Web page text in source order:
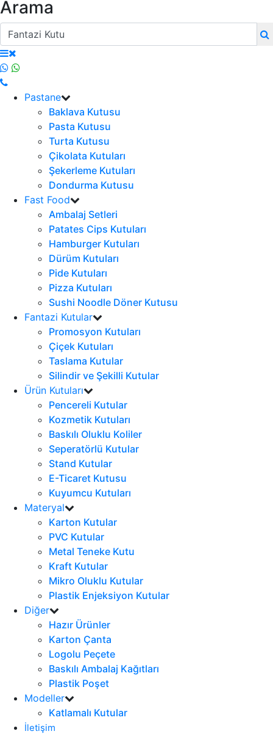
Arama
Pastane
Baklava Kutusu
Pasta Kutusu
Turta Kutusu
Çikolata Kutuları
Şekerleme Kutuları
Dondurma Kutusu
Fast Food
Ambalaj Setleri
Patates Cips Kutuları
Hamburger Kutuları
Dürüm Kutuları
Pide Kutuları
Pizza Kutuları
Sushi Noodle Döner Kutusu
Fantazi Kutular
Promosyon Kutuları
Çiçek Kutuları
Taslama Kutular
Silindir ve Şekilli Kutular
Ürün Kutuları
Pencereli Kutular
Kozmetik Kutuları
Baskılı Oluklu Koliler
Seperatörlü Kutular
Stand Kutular
E-Ticaret Kutusu
Kuyumcu Kutuları
Materyal
Karton Kutular
PVC Kutular
Metal Teneke Kutu
Kraft Kutular
Mikro Oluklu Kutular
Plastik Enjeksiyon Kutular
Diğer
Hazır Ürünler
Karton Çanta
Logolu Peçete
Baskılı Ambalaj Kağıtları
Plastik Poşet
Modeller
Katlamalı Kutular
İletişim